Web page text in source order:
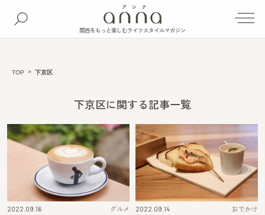
関西をもっと楽しむライフスタイルマガジン
TOP 下京区
下京区に関する記事一覧
2022.09.16 グルメ 2022.09.14 おでかけ